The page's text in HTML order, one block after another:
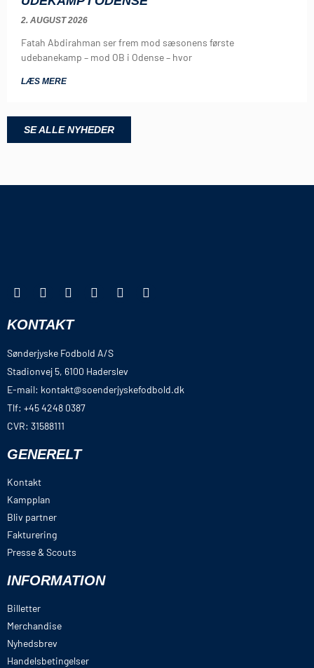
2. AUGUST 2026
Fatah Abdirahman ser frem mod sæsonens første
udebanekamp – mod OB i Odense – hvor
LÆS MERE
SE ALLE NYHEDER
KONTAKT
Sønderjyske Fodbold A/S
Stadionvej 5, 6100 Haderslev
E-mail: kontakt@soenderjyskefodbold.dk
Tlf: +45 4248 0387
CVR: 31588111
GENERELT
Kontakt
Kampplan
Bliv partner
Fakturering
Presse & Scouts
INFORMATION
Billetter
Merchandise
Nyhedsbrev
Handelsbetingelser